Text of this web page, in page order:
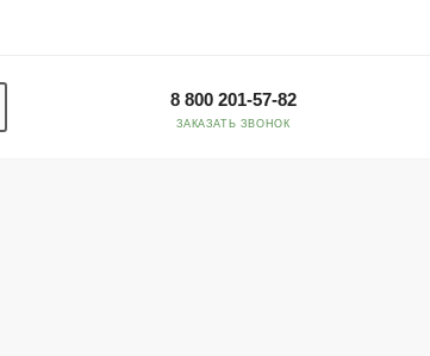
8 800 201-57-82
ЗАКАЗАТЬ ЗВОНОК